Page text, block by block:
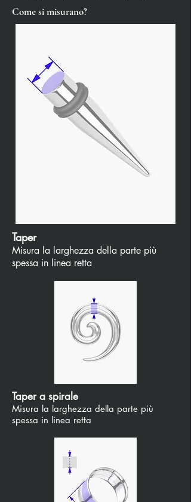
Come si misurano?
Taper
Misura la larghezza della parte più
spessa in linea retta
Taper a spirale
Misura la larghezza della parte più
spessa in linea retta